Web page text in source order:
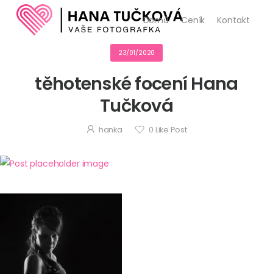
Domů Ceník Kontakt
23/01/2020
těhotenské focení Hana
Tučková
hanka 0 Like Post